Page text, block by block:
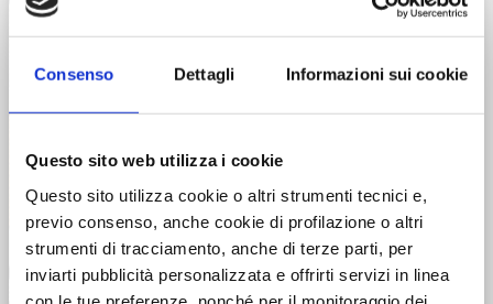
Consenso Dettagli Informazioni sui cookie
Questo sito web utilizza i cookie
Questo sito utilizza cookie o altri strumenti tecnici e,
previo consenso, anche cookie di profilazione o altri
strumenti di tracciamento, anche di terze parti, per
inviarti pubblicità personalizzata e offrirti servizi in linea